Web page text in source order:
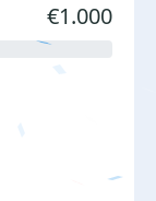
€1.000